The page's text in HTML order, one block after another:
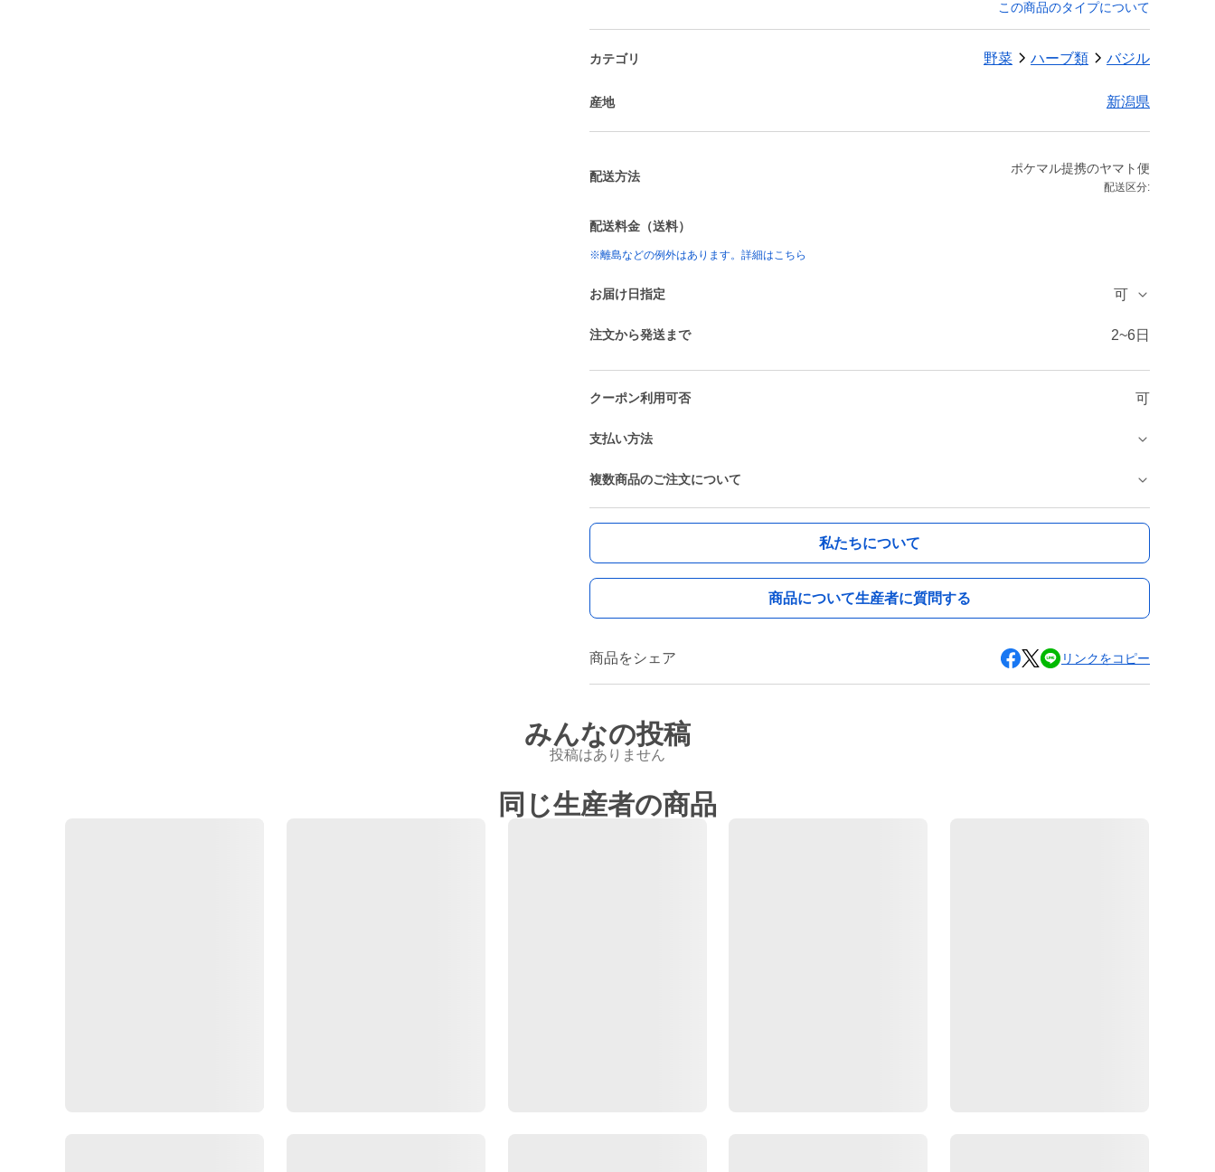
この商品のタイプについて
カテゴリ 野菜 ハーブ類 バジル
産地 新潟県
配送方法
ポケマル提携のヤマト便
配送区分:
配送料金（送料）
※離島などの例外はあります。詳細はこちら
お届け日指定 可
注文から発送まで 2~6日
クーポン利用可否 可
支払い方法
複数商品のご注文について
私たちについて
商品について生産者に質問する
商品をシェア リンクをコピー
みんなの投稿
投稿はありません
同じ生産者の商品